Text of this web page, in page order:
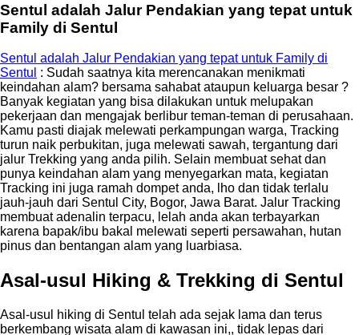
Sentul adalah Jalur Pendakian yang tepat untuk
Family di Sentul
Sentul adalah Jalur Pendakian yang tepat untuk Family di
Sentul : Sudah saatnya kita merencanakan menikmati
keindahan alam? bersama sahabat ataupun keluarga besar ?
Banyak kegiatan yang bisa dilakukan untuk melupakan
pekerjaan dan mengajak berlibur teman-teman di perusahaan.
Kamu pasti diajak melewati perkampungan warga, Tracking
turun naik perbukitan, juga melewati sawah, tergantung dari
jalur Trekking yang anda pilih. Selain membuat sehat dan
punya keindahan alam yang menyegarkan mata, kegiatan
Tracking ini juga ramah dompet anda, lho dan tidak terlalu
jauh-jauh dari Sentul City, Bogor, Jawa Barat. Jalur Tracking
membuat adenalin terpacu, lelah anda akan terbayarkan
karena bapak/ibu bakal melewati seperti persawahan, hutan
pinus dan bentangan alam yang luarbiasa.
Asal-usul Hiking & Trekking di Sentul
Asal-usul hiking di Sentul telah ada sejak lama dan terus
berkembang wisata alam di kawasan ini,, tidak lepas dari